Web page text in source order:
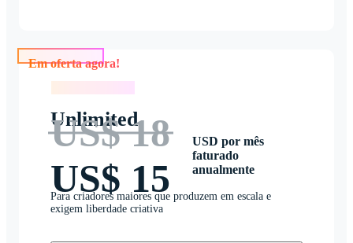
Unlimited
US$ 18
US$ 15
USD por mês
faturado
anualmente
Para criadores maiores que produzem em escala e
exigem liberdade criativa